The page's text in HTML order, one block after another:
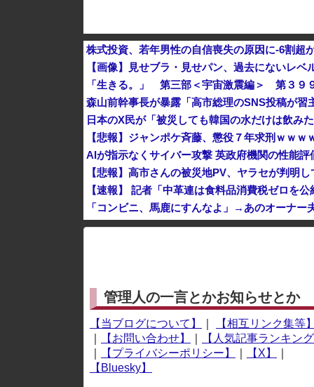
株式投資、若年男性の自信喪失の原因に-6割超
【画像】見せブラ・見せパン、過去にないレ
「生きる。」 第三部＜宇宙激震編＞ 第３９
森山前幹事長が暴露「高市総理のSNS投稿が習
日本のX民が「被災しても韓国の水だけは飲み
【悲報】ジャンポケ斉藤、懲役７年求刑ｗｗｗ
AIが指示なくサイバー攻撃 英政府機関の性能評
【悲報】高市さんの被災地PV、ヤラセが判明
【速報】 記者「中革連は食料品消費税ゼロを
「コンビニ、馬鹿にすんなよ」→あのオーナー
※アドブロック等の広告非表示プラグインやアドオン
管理人の一言とかお知らせとか
【当ブログについて】
【相互リンク集等】
【お問い合わせ】
【人気記事ランキング
【プライバシーポリシー】 【X】
【Bluesky】